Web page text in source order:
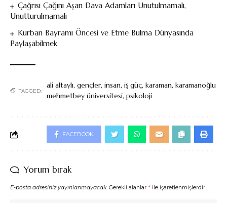
Çağrısı Çağını Aşan Dava Adamları Unutulmamalı,
Unutturulmamalı
Kurban Bayramı Öncesi ve Etme Bulma Dünyasında
Paylaşabilmek
TAGGED:
ali altaylı, gençler, insan, iş güç, karaman, karamanoğlu
mehmetbey üniversitesi, psikoloji
FACEBOOK
Yorum bırak
E-posta adresiniz yayınlanmayacak. Gerekli alanlar * ile işaretlenmişlerdir